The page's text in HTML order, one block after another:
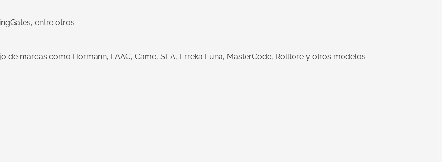
entre otros.
marcas como Hörmann, FAAC, Came, SEA, Erreka Luna, MasterCode, Rolltore y otros modelos